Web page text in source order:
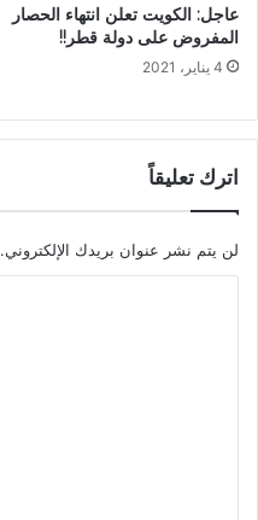
عاجل: الكويت تعلن انتهاء الحصار
المفروض على دولة قطر!!
4 يناير، 2021
اترك تعليقاً
لن يتم نشر عنوان بريدك الإلكتروني.